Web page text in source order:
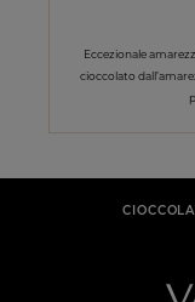
Eccezionale
cioccolato